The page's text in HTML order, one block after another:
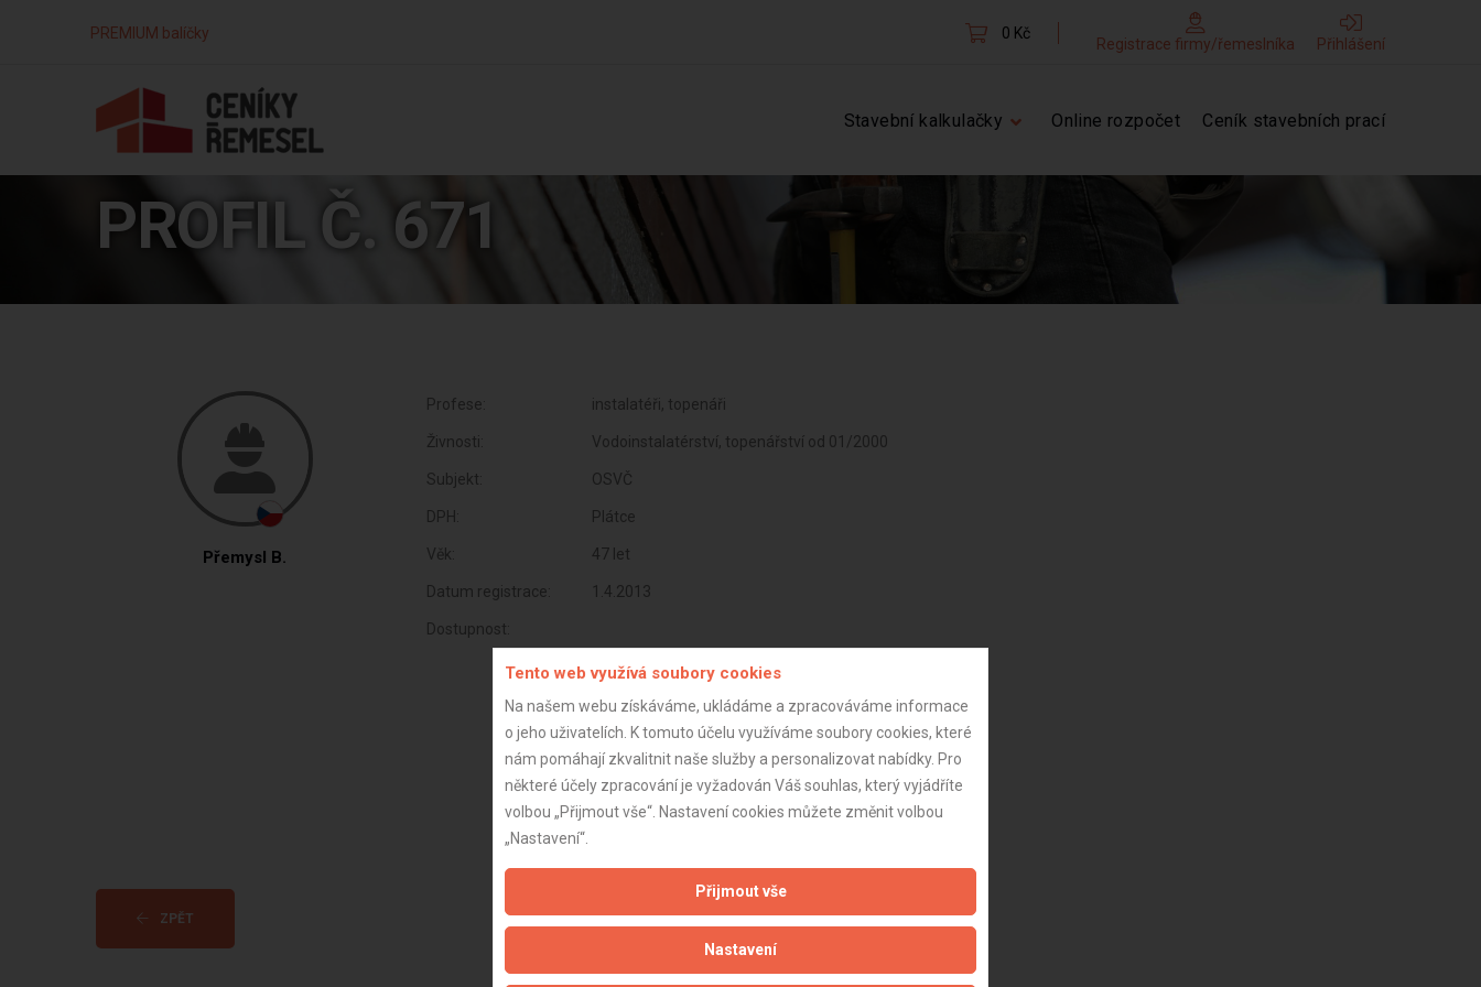
PREMIUM balíčky 0 Kč
Registrace firmy/řemeslníka Přihlášení
Stavební kalkulačky Online rozpočet Ceník stavebních prací
PROFIL Č. 671
Přemysl B.
Profese: instalatéři, topenáři
Živnosti: Vodoinstalatérství, topenářství od 01/2000
Subjekt: OSVČ
DPH: Plátce
Věk: 47 let
Datum registrace: 1.4.2013
Dostupnost:
ZPĚT
Tento web využívá soubory cookies
Na našem webu získáváme, ukládáme a zpracováváme informace
o jeho uživatelích. K tomuto účelu využíváme soubory cookies, které
nám pomáhají zkvalitnit naše služby a personalizovat nabídky. Pro
některé účely zpracování je vyžadován Váš souhlas, který vyjádříte
volbou „Přijmout vše“. Nastavení cookies můžete změnit volbou
„Nastavení“.
Přijmout vše
Nastavení